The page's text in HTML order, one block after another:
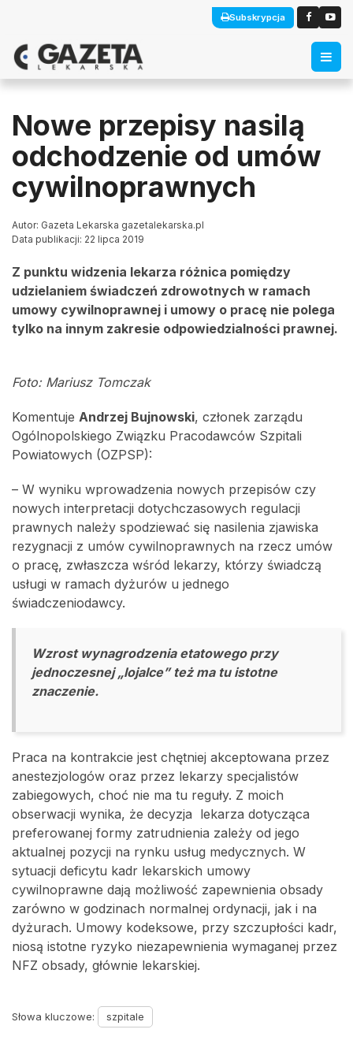
Subskrypcja
Nowe przepisy nasilą
odchodzenie od umów
cywilnoprawnych
Autor: Gazeta Lekarska gazetalekarska.pl
Data publikacji: 22 lipca 2019
Z punktu widzenia lekarza różnica pomiędzy
udzielaniem świadczeń zdrowotnych w ramach
umowy cywilnoprawnej i umowy o pracę nie polega
tylko na innym zakresie odpowiedzialności prawnej.
Foto: Mariusz Tomczak
Komentuje Andrzej Bujnowski, członek zarządu
Ogólnopolskiego Związku Pracodawców Szpitali
Powiatowych (OZPSP):
– W wyniku wprowadzenia nowych przepisów czy
nowych interpretacji dotychczasowych regulacji
prawnych należy spodziewać się nasilenia zjawiska
rezygnacji z umów cywilnoprawnych na rzecz umów
o pracę, zwłaszcza wśród lekarzy, którzy świadczą
usługi w ramach dyżurów u jednego
świadczeniodawcy.
Wzrost wynagrodzenia etatowego przy
jednoczesnej „lojalce” też ma tu istotne
znaczenie.
Praca na kontrakcie jest chętniej akceptowana przez
anestezjologów oraz przez lekarzy specjalistów
zabiegowych, choć nie ma tu reguły. Z moich
obserwacji wynika, że decyzja lekarza dotycząca
preferowanej formy zatrudnienia zależy od jego
aktualnej pozycji na rynku usług medycznych. W
sytuacji deficytu kadr lekarskich umowy
cywilnoprawne dają możliwość zapewnienia obsady
zarówno w godzinach normalnej ordynacji, jak i na
dyżurach. Umowy kodeksowe, przy szczupłości kadr,
niosą istotne ryzyko niezapewnienia wymaganej przez
NFZ obsady, głównie lekarskiej.
Słowa kluczowe: szpitale